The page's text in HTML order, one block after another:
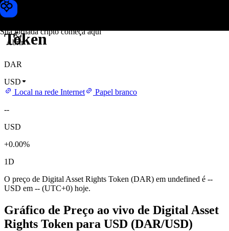
Sua jornada cripto começa aqui
Abrir
Preço de Digital Asset Rights
Token
DAR
USD
Local na rede Internet
Papel branco
--
USD
+0.00%
1D
O preço de Digital Asset Rights Token (DAR) em undefined é --
USD em -- (UTC+0) hoje.
Gráfico de Preço ao vivo de Digital Asset
Rights Token para USD (DAR/USD)